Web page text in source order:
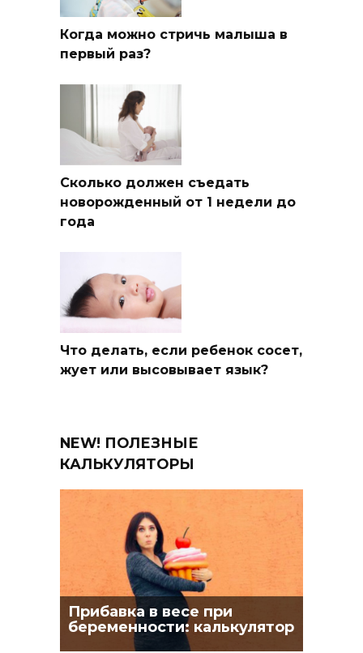
Когда можно стричь малыша в
первый раз?
Сколько должен съедать
новорожденный от 1 недели до
года
Что делать, если ребенок сосет,
жует или высовывает язык?
NEW! ПОЛЕЗНЫЕ
КАЛЬКУЛЯТОРЫ
Прибавка в весе при
беременности: калькулятор